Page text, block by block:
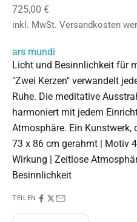
Angebot
725,00 €
inkl. MwSt. Versandkosten
ars mundi
Licht und Besinnlichkeit für
"Zwei Kerzen" verwandelt
Ruhe. Die meditative
harmoniert mit jedem
Atmosphäre. Ein Kunstwerk,
73 x 86 cm gerahmt | Motiv
Wirkung | Zeitlose
Besinnlichkeit
TEILEN